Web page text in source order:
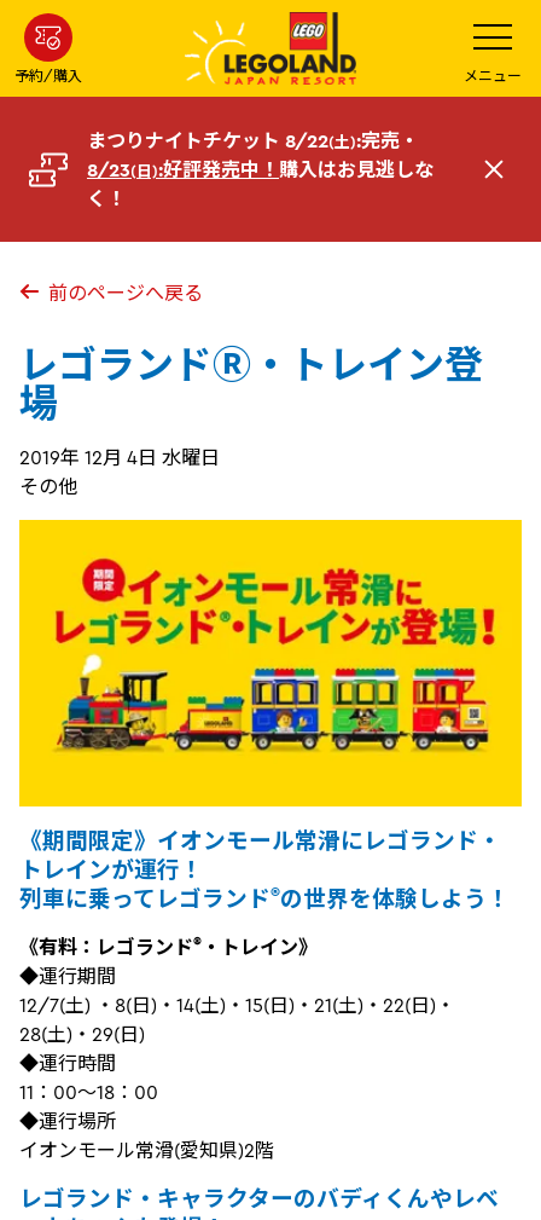
ン
コ
へ
予約/購入
メ
ニ
ュ
ー
を
開
メニュー
まつりナイトチケット 8/22(土):完売・
8/23(日):好評発売中！ 購入はお見逃しな
く！
閉
前のページへ戻る
レゴランドⓇ・トレイン登
場
2019年 12月 4日 水曜日
その他
《期間限定》イオンモール常滑にレゴランド・
トレインが運行！
列車に乗ってレゴランド®の世界を体験しよう！
《有料：レゴランド® ・トレイン》
◆運行期間
12/7(土) ・8(日)・14(土)・15(日)・21(土)・22(日)・
28(土)・29(日)
◆運行時間
11：00～18：00
◆運行場所
イオンモール常滑(愛知県)2階
レゴランド・キャラクターのバディくんやレベ